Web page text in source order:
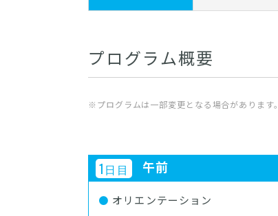
プログラム概要
※プログラムは一部変更となる場合があります。
1 日目 午前
オリエンテーション